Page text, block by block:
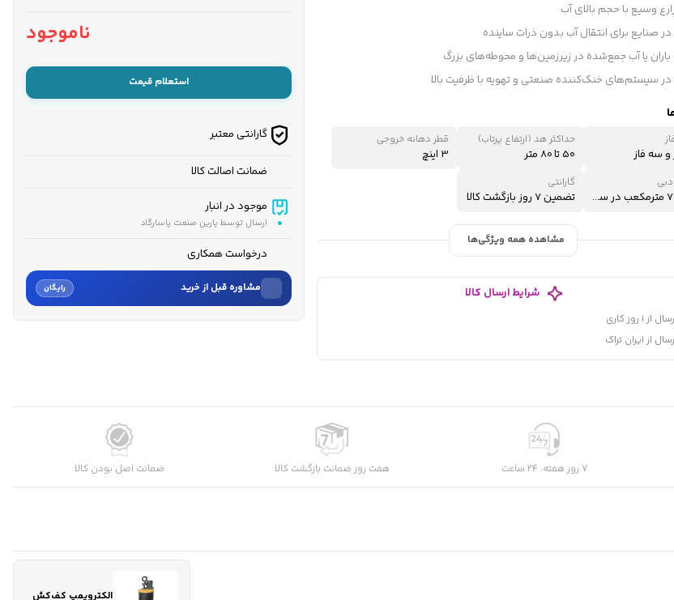
وسیع با حجم بالای آب
در صنایع برای انتقال آب بدون ذرات ساینده
باران یا آب جمع‌شده در زیرزمین‌ها و محوطه‌های بزرگ
در سیستم‌های خنک‌کننده صنعتی و تهویه با ظرفیت بالا
و سه فاز
حداکثر هد (ارتفاع پرتاب)
50 تا 80 متر
قطر دهانه خروجی
3 اینچ
40 تا 70 مترمکعب در ساعت
گارانتی
تضمین 7 روز بازگشت کالا
مشاهده همه ویژگی‌ها
شرایط ارسال کالا
از ۱ روز کاری
از ایران تراک
ناموجود
استعلام قیمت
گارانتی معتبر
ضمانت اصالت کالا
موجود در انبار
ارسال توسط پارین صنعت پاسارگاد
درخواست همکاری
مشاوره قبل از خرید رایگان
نام
شماره موبایل
S...» با شما تماس می‌گیرند.
7 روز هفته، 24 ساعت هفت روز ضمانت بازگشت کالا ضمانت اصل بودن کالا
الکتروپمپ کف‌کش